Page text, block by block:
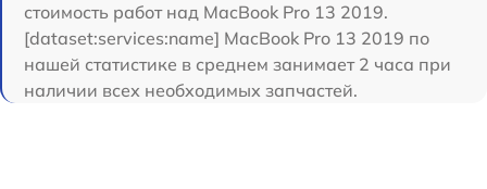
стоимость работ над MacBook Pro 13 2019.
[dataset:services:name] MacBook Pro 13 2019 по
нашей статистике в среднем занимает 2 часа при
наличии всех необходимых запчастей.